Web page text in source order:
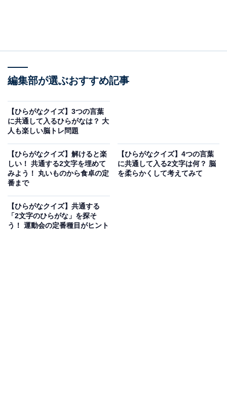
ヒント：昨日よりさらに1日前のことを何という？
次ページ
編集部が選ぶおすすめ記事
【ひらがなクイズ】3つの言葉
に共通して入るひらがなは？ 大
人も楽しい脳トレ問題
【ひらがなクイズ】解けると楽
しい！ 共通する2文字を埋めて
みよう！ 丸いものから食卓の定
番まで
【ひらがなクイズ】4つの言葉
に共通して入る2文字は何？ 脳
を柔らかくして考えてみて
【ひらがなクイズ】共通する
「2文字のひらがな」を探そ
う！ 運動会の定番種目がヒント